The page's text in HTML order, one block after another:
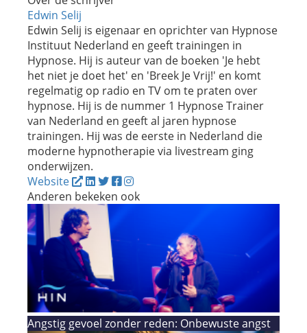
Edwin Selij
Edwin Selij is eigenaar en oprichter van Hypnose
Instituut Nederland en geeft trainingen in
Hypnose. Hij is auteur van de boeken 'Je hebt
het niet je doet het' en 'Breek Je Vrij!' en komt
regelmatig op radio en TV om te praten over
hypnose. Hij is de nummer 1 Hypnose Trainer
van Nederland en geeft al jaren hypnose
trainingen. Hij was de eerste in Nederland die
moderne hypnotherapie via livestream ging
onderwijzen.
Website
Anderen bekeken ook
Angstig gevoel zonder reden: Onbewuste angst